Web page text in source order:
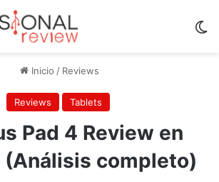
Inicio / Reviews
Reviews Tablets
Pad 4 Review en
(Análisis completo)